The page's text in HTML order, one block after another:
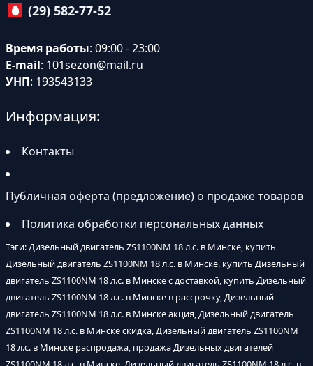
(29) 582-77-52
Время работы: 09:00 - 23:00
E-mail: 101sezon@mail.ru
УНП: 193543133
Информация:
Контакты
Публичная оферта (предложение) о продаже товаров
Политика обработки персональных данных
Тэги: Дизельный двигатель ZS1100NM 18 л.с. в Минске, купить
Дизельный двигатель ZS1100NM 18 л.с. в Минске, купить Дизельный
двигатель ZS1100NM 18 л.с. в Минске с доставкой, купить Дизельный
двигатель ZS1100NM 18 л.с. в Минске в рассрочку, Дизельный
двигатель ZS1100NM 18 л.с. в Минске акция, Дизельный двигатель
ZS1100NM 18 л.с. в Минске скидка, Дизельный двигатель ZS1100NM
18 л.с. в Минске распродажа, продажа Дизельных двигателей